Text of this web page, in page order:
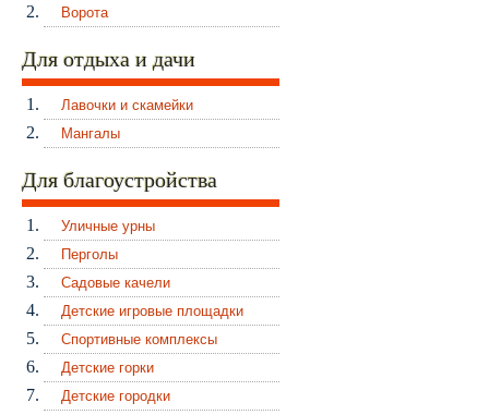
Ворота
Для отдыха и дачи
Лавочки и скамейки
Мангалы
Для благоустройства
Уличные урны
Перголы
Садовые качели
Детские игровые площадки
Спортивные комплексы
Детские горки
Детские городки